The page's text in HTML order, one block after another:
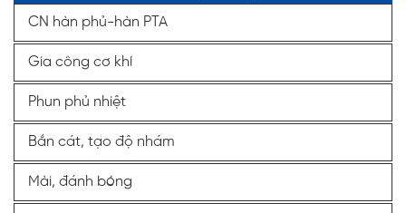
CN hàn phủ-hàn PTA
Gia công cơ khí
Phun phủ nhiệt
Bắn cát, tạo độ nhám
Mài, đánh bóng